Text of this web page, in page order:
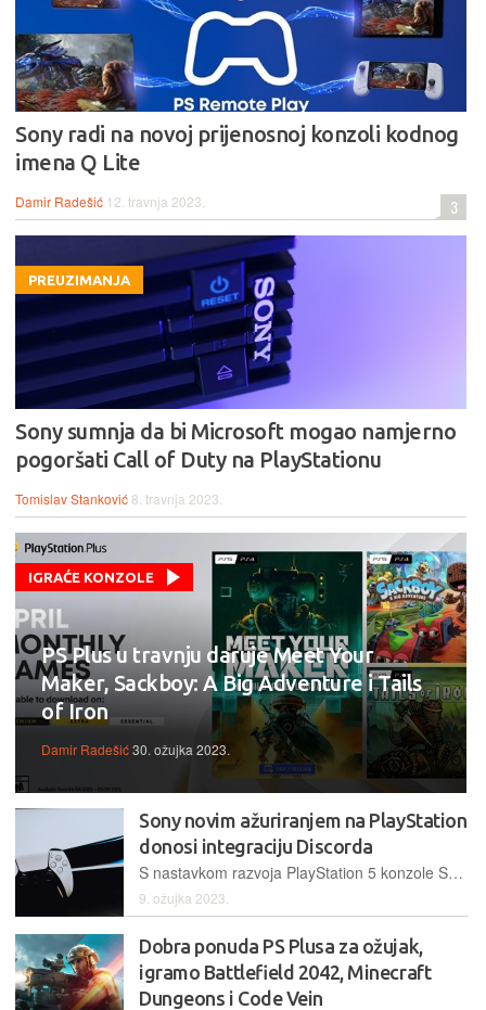
Sony radi na novoj prijenosnoj konzoli kodnog
imena Q Lite
Damir Radešić 12. travnja 2023. 3
PREUZIMANJA
Sony sumnja da bi Microsoft mogao namjerno
pogoršati Call of Duty na PlayStationu
Tomislav Stanković8. travnja 2023.
IGRAĆE KONZOLE
PS Plus u travnju daruje Meet Your
Maker, Sackboy: A Big Adventure i Tails
of Iron
Damir Radešić30. ožujka 2023.
Sony novim ažuriranjem na PlayStation
donosi integraciju Discorda
S nastavkom razvoja PlayStation 5 konzole Sony je predstavio globalno ažuriranje koje isporučuje nove značajke njihovoj zajednici igrača. Uz one glavne tu je i niz poboljšanja UX-a i društvenih značajki
9. ožujka 2023.
Dobra ponuda PS Plusa za ožujak,
igramo Battlefield 2042, Minecraft
Dungeons i Code Vein